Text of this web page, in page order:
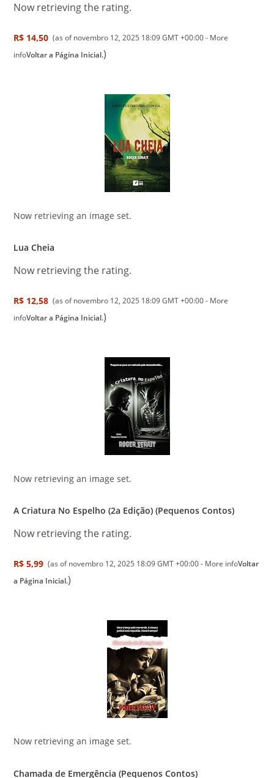
Now retrieving the rating.
R$ 14,50 (as of novembro 12, 2025 18:09 GMT +00:00 - More
infoVoltar a Página Inicial.)
Now retrieving an image set.
Lua Cheia
Now retrieving the rating.
R$ 12,58 (as of novembro 12, 2025 18:09 GMT +00:00 - More
infoVoltar a Página Inicial.)
Now retrieving an image set.
A Criatura No Espelho (2a Edição) (Pequenos Contos)
Now retrieving the rating.
R$ 5,99 (as of novembro 12, 2025 18:09 GMT +00:00 - More infoVoltar
a Página Inicial.)
Now retrieving an image set.
Chamada de Emergência (Pequenos Contos)